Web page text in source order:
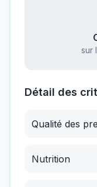
sur
Détail des
Qualité des
Nutrition